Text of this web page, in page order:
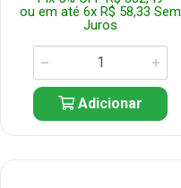
ou em até 6x R$ 58,33 Sem
Juros
Adicionar